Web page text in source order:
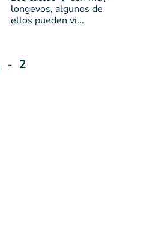
longevos, algunos de
ellos pueden vi...
2